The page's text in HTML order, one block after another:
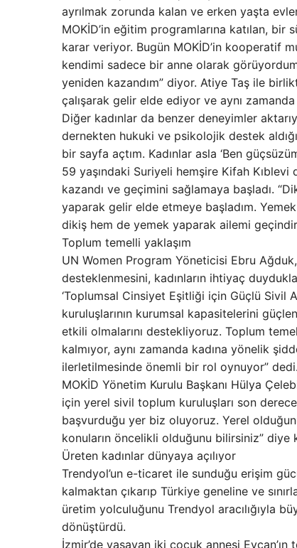
ayrılmak zorunda kalan ve erken yaşta
MOKİD’in eğitim programlarına katılan, bir
karar veriyor. Bugün MOKİD’in kooperatif
kendimi sadece bir anne olarak
yeniden kazandım” diyor. Atiye Taş ile
çalışarak gelir elde ediyor ve aynı
Diğer kadınlar da benzer deneyimler
dernekten hukuki ve psikolojik destek
bir sayfa açtım. Kadınlar asla ‘Ben
59 yaşındaki Suriyeli hemşire Kifah
kazandı ve geçimini sağlamaya başladı.
yaparak gelir elde etmeye başladım.
dikiş hem de yemek yaparak ailemi
Toplum temelli yaklaşım
UN Women Program Yöneticisi Ebru
desteklenmesini, kadınların ihtiyaç
‘Toplumsal Cinsiyet Eşitliği için Güçlü Sivil
kuruluşlarının kurumsal kapasitelerini
etkili olmalarını destekliyoruz. Toplum
kalmıyor, aynı zamanda kadına yönelik
ilerletilmesinde önemli bir rol oynuyor” dedi.
MOKİD Yönetim Kurulu Başkanı Hülya
için yerel sivil toplum kuruluşları son
başvurduğu yer biz oluyoruz. Yerel
konuların öncelikli olduğunu bilirsiniz” diye
Üreten kadınlar dünyaya açılıyor
Trendyol’un e-ticaret ile sunduğu erişim
kalmaktan çıkarıp Türkiye geneline ve
üretim yolculuğunu Trendyol aracılığıyla
dönüştürdü.
İzmir’de yaşayan iki çocuk annesi